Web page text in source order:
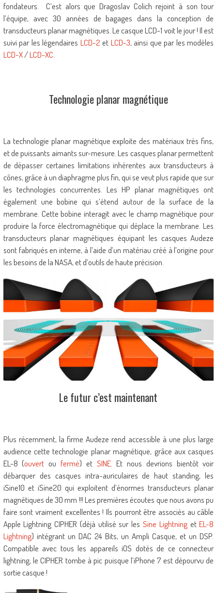
fondateurs. C’est alors que Dragoslav Colich rejoint à son tour
l’équipe, avec 30 années de bagages dans la conception de
transducteurs planar magnétiques. Le casque LCD-1 voit le jour ! Il est
suivi par les légendaires LCD-2et LCD-3, ainsi que par les modèles
LCD-X/LCD-XC
Technologie planar magnétique
La technologie planar magnétique exploite des matériaux très fins,
et de puissants aimants sur-mesure. Les casques planarpermettent
de dépasser certaines limitations inhérentes aux transducteurs à
cônes, grâce à un diaphragme plus fin, qui se veut plus rapide que sur
les technologies concurrentes. Les HP planar magnétiques ont
également une bobine qui s’étend autour de la surface de la
membrane. Cette bobine interagit avec le champ magnétique pour
produire la force électromagnétique qui déplace la membrane. Les
transducteurs planar magnétiques équipant les casques Audeze
sont fabriqués en interne, à l’aide d’un matériau créé à l’origine pour
les besoins de la NASA, et d’outils de haute précision.
Le futur c’est maintenant
Plus récemment, la firme Audeze rend accessible à une plus large
audience cette technologie planar magnétique, grâce aux casques
EL-8 (ouvert ou fermé) et SINE. Et nous devrions bientôt voir
débarquer des casques intra-auriculaires de haut standing, les
iSine10 et iSine20 qui exploitent d’énormes transducteurs planar
magnétiques de 30 mm !!! Les premières écoutes que nous avons pu
faire sont vraiment excellentes ! Ils pourront être associés au câble
Apple Lightning CIPHER (déjà utilisé sur lesSine LightningetEL-8
Lightning) intégrant un DAC 24 Bits, un Ampli Casque, et un DSP.
Compatible avec tous les appareils iOS dotés de ce connecteur
lightning, le CIPHER tombe à pic puisque l’iPhone 7 est dépourvu de
sortie casque !